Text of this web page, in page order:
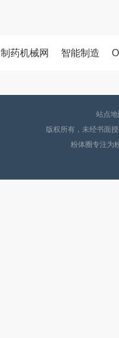
制药机械网 智能制造
站点
版权所有，未经书面
粉体圈专注为